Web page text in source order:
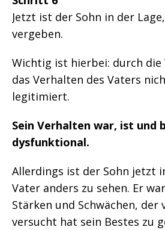
Jetzt ist der Sohn in der
vergeben.
Wichtig ist hierbei: durch die
das Verhalten des Vaters
legitimiert.
Sein Verhalten war, ist und
dysfunktional.
Allerdings ist der Sohn jetzt
Vater anders zu sehen. Er
Stärken und Schwächen, der
versucht hat sein Bestes zu